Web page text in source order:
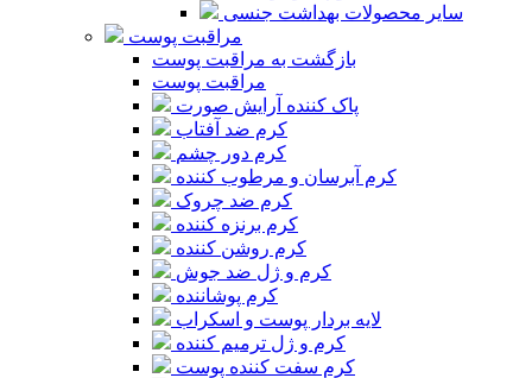
سایر محصولات بهداشت جنسی
مراقبت پوست
بازگشت به مراقبت پوست
مراقبت پوست
پاک کننده آرایش صورت
کرم ضد آفتاب
کرم دور چشم
کرم آبرسان و مرطوب کننده
کرم ضد چروک
کرم برنزه کننده
کرم روشن کننده
کرم و ژل ضد جوش
کرم پوشاننده
لایه بردار پوست و اسکراب
کرم و ژل ترمیم کننده
کرم سفت کننده پوست